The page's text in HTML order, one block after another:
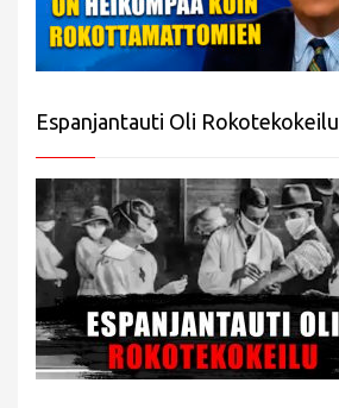
Espanjantauti Oli Rokotekokeilu